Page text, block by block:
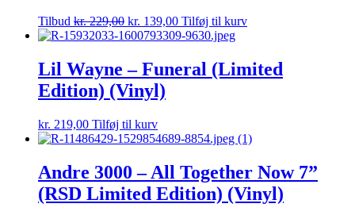
Tilbud kr.229,00 kr. 139,00 Tilføj til kurv
Lil Wayne – Funeral (Limited
Edition) (Vinyl)
kr. 219,00 Tilføj til kurv
Andre 3000 – All Together Now 7”
(RSD Limited Edition) (Vinyl)